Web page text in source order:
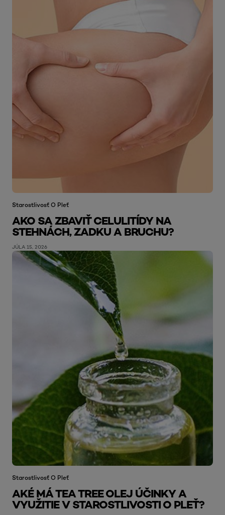
Starostlivosť O Pleť
AKO SA ZBAVIŤ CELULITÍDY NA
STEHNÁCH, ZADKU A BRUCHU?
JÚLA 15, 2026
Starostlivosť O Pleť
AKÉ MÁ TEA TREE OLEJ ÚČINKY A
VYUŽITIE V STAROSTLIVOSTI O PLEŤ?